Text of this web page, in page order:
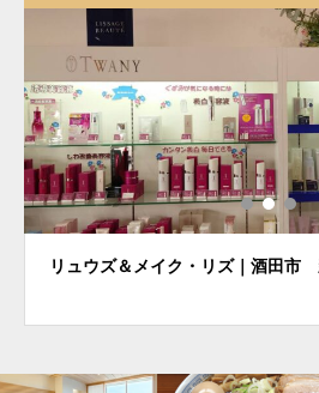
リュウズ＆メイク・リズ｜酒田市